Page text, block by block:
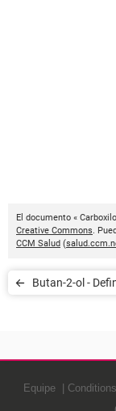
El documento «
Creative Commons.
CCM Salud (
Butan-2-ol -
Equipe